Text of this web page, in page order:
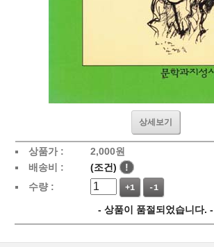
상세보기
상품가 : 2,000원
배송비 :
(조건)
!
수량 :
+1 -1
- 상품이 품절되었습니다. -